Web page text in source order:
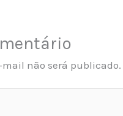
mail não será publicado.